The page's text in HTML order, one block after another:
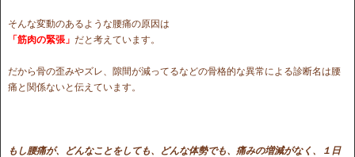
そんな変動のあるような腰痛の原因は
「筋肉の緊張」 だと考えています。
だから骨の歪みやズレ、隙間が減ってるなどの骨格的な異常による診断名は腰
痛と関係ないと伝えています。
もし腰痛が、どんなことをしても、どんな体勢でも、痛みの増減がなく、１日